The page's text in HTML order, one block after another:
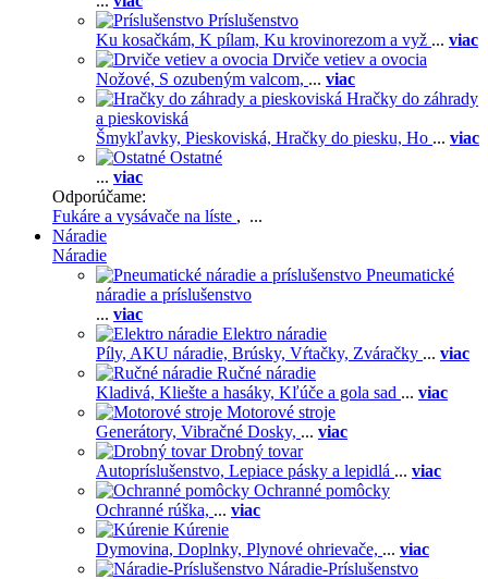
Príslušenstvo
Ku kosačkám, K pílam, Ku krovinorezom a vyž ... viac
Drviče vetiev a ovocia
Nožové, S ozubeným valcom, ... viac
Hračky do záhrady
a pieskoviská
Šmykľavky, Pieskoviská, Hračky do piesku, Ho ... viac
Ostatné
... viac
Odporúčame:
Fukáre a vysávače na líste , ...
Náradie
Náradie
Pneumatické
náradie a príslušenstvo
... viac
Elektro náradie
Píly, AKU náradie, Brúsky, Vŕtačky, Zváračky ... viac
Ručné náradie
Kladivá, Kliešte a hasáky, Kľúče a gola sad ... viac
Motorové stroje
Generátory, Vibračné Dosky, ... viac
Drobný tovar
Autopríslušenstvo, Lepiace pásky a lepidlá ... viac
Ochranné pomôcky
Ochranné rúška, ... viac
Kúrenie
Dymovina, Doplnky, Plynové ohrievače, ... viac
Náradie-Príslušenstvo